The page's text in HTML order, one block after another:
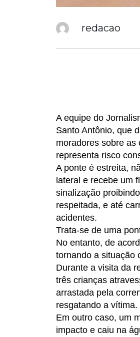
redacao
A equipe do
Santo Antônio, que
moradores sobre as
representa risco
A ponte é estreita,
lateral e recebe um
sinalização
respeitada, e até
acidentes.
Trata-se de uma
No entanto, de
tornando a situação
Durante a visita da
três crianças
arrastada pela
resgatando a vítima.
Em outro caso, um
impacto e caiu na